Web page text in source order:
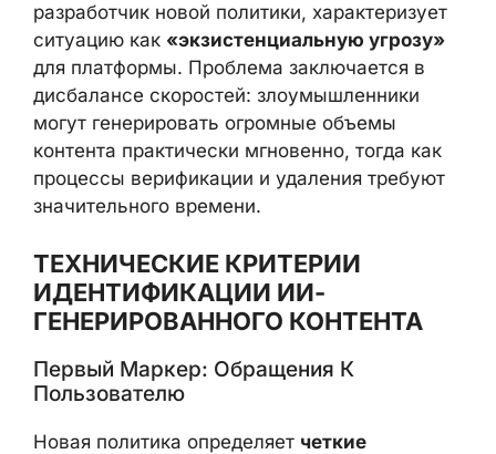
разработчик новой политики, характеризует
ситуацию как «экзистенциальную угрозу»
для платформы. Проблема заключается в
дисбалансе скоростей: злоумышленники
могут генерировать огромные объемы
контента практически мгновенно, тогда как
процессы верификации и удаления требуют
значительного времени.
ТЕХНИЧЕСКИЕ КРИТЕРИИ
ИДЕНТИФИКАЦИИ ИИ-
ГЕНЕРИРОВАННОГО КОНТЕНТА
Первый Маркер: Обращения К
Пользователю
Новая политика определяет четкие